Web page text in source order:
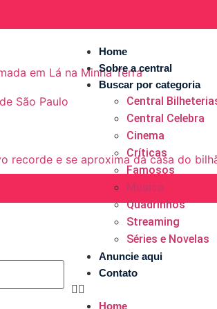
em Lá na Minha Terra
São Paulo
recorde e se aproxima da casa do
Home
Sobre a central
Buscar por categoria
Central
Central Celebra
Cinema
Críticas
Famosos
Musica
Quadrinhos
Streaming
Séries e Novelas
Anuncie aqui
Contato
Home